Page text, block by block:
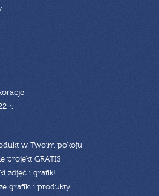
r.
w Twoim pokoju
projekt GRATIS
zdjęć i grafik!
grafiki i produkty